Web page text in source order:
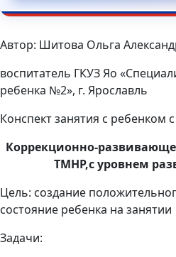
Автор: Шитова Ольга
воспитатель ГКУЗ Яо
ребенка №2», г. Ярославль
Конспект занятия с ребенком
Коррекционно-
ТМНР,с уровнем
Цель: создание
состояние ребенка на занятии
Задачи: